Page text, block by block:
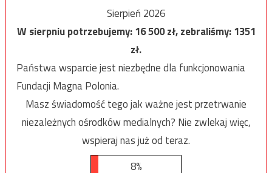
Sierpień 2026
W sierpniu potrzebujemy:16 500zł, zebraliśmy:1351
zł.
Państwa wsparcie jest niezbędne dla funkcjonowania
Fundacji Magna Polonia.
Masz świadomość tego jak ważne jest przetrwanie
niezależnych ośrodków medialnych? Nie zwlekaj więc,
wspieraj nas już od teraz.
8%